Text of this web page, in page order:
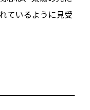
ているように見受